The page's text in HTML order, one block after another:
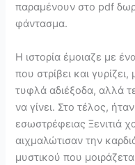
παραμένουν στο pdf
φάντασμα.
Η ιστορία έμοιαζε με
που στρίβει και
τυφλά αδιέξοδα, αλλά
να γίνει. Στο τέλος,
εσωστρέφειας Ξενιτιά
αιχμαλώτισαν την
μυστικού που